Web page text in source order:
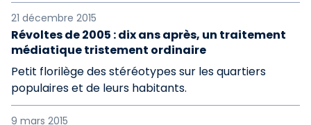
21 décembre 2015
Révoltes de 2005 : dix ans après, un traitement
médiatique tristement ordinaire
Petit florilège des stéréotypes sur les quartiers
populaires et de leurs habitants.
9 mars 2015